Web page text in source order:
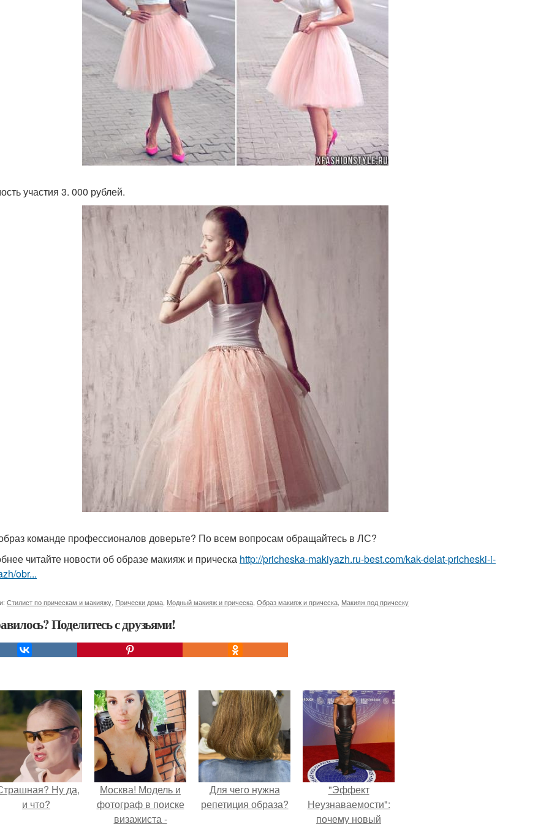
участия 3. 000 рублей.
команде профессионалов доверьте? По всем вопросам обращайтесь в ЛС?
читайте новости об образе макияж и прическа http://pricheska-makiyazh.ru-best.com/kak-delat-pricheski-i-
obr...
Стилист по прическам и макияжу Прически дома Модный макияж и прическа Образ макияж и прическа Макияж под прическу
Поделитесь с друзьями!
Ну да,
и что?
Москва! Модель и
фотограф в поиске
визажиста -
Для чего нужна
репетиция образа?
"Эффект
Неузнаваемости":
почему новый